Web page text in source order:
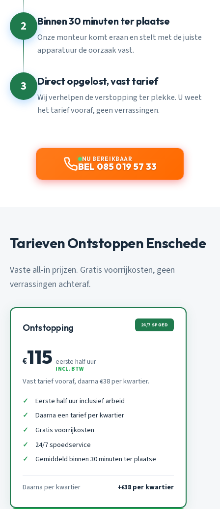
2 Binnen 30 minuten ter plaatse
Onze monteur komt eraan en stelt met de juiste
apparatuur de oorzaak vast.
3 Direct opgelost, vast tarief
Wij verhelpen de verstopping ter plekke. U weet
het tarief vooraf, geen verrassingen.
NU BEREIKBAAR
BEL 085 019 57 33
Tarieven Ontstoppen Enschede
Vaste all-in prijzen. Gratis voorrijkosten, geen
verrassingen achteraf.
Ontstopping 24/7 SPOED
€115 eerste half uur
INCL. BTW
Vast tarief vooraf, daarna €38 per kwartier.
Eerste half uur inclusief arbeid
Daarna een tarief per kwartier
Gratis voorrijkosten
24/7 spoedservice
Gemiddeld binnen 30 minuten ter plaatse
Daarna per kwartier +€38 per kwartier